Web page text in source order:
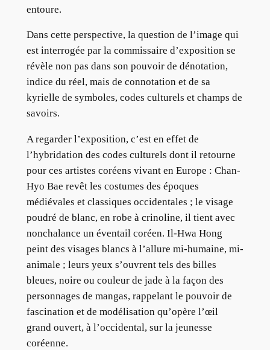
entoure.
Dans cette perspective, la question de l’image qui
est interrogée par la commissaire d’exposition se
révèle non pas dans son pouvoir de dénotation,
indice du réel, mais de connotation et de sa
kyrielle de symboles, codes culturels et champs de
savoirs.
A regarder l’exposition, c’est en effet de
l’hybridation des codes culturels dont il retourne
pour ces artistes coréens vivant en Europe : Chan-
Hyo Bae revêt les costumes des époques
médiévales et classiques occidentales ; le visage
poudré de blanc, en robe à crinoline, il tient avec
nonchalance un éventail coréen. Il-Hwa Hong
peint des visages blancs à l’allure mi-humaine, mi-
animale ; leurs yeux s’ouvrent tels des billes
bleues, noire ou couleur de jade à la façon des
personnages de mangas, rappelant le pouvoir de
fascination et de modélisation qu’opère l’œil
grand ouvert, à l’occidental, sur la jeunesse
coréenne.